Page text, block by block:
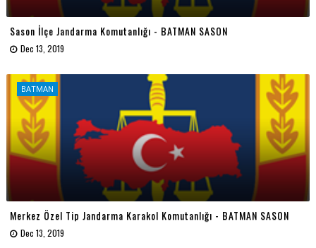
Sason İlçe Jandarma Komutanlığı - BATMAN SASON
Dec 13, 2019
BATMAN
Merkez Özel Tip Jandarma Karakol Komutanlığı - BATMAN SASON
Dec 13, 2019